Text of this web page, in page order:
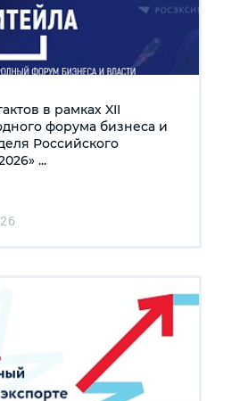
в рамках XII
форума бизнеса и
Российского
...